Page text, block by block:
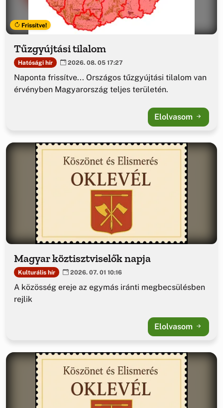
Frissítve!
Tűzgyújtási tilalom
Hatósági hír 2026. 08. 05 17:27
Naponta frissítve... Országos tűzgyújtási tilalom van
érvényben Magyarország teljes területén.
Elolvasom
Magyar köztisztviselők napja
Kulturális hír 2026. 07. 01 10:16
A közösség ereje az egymás iránti megbecsülésben
rejlik
Elolvasom